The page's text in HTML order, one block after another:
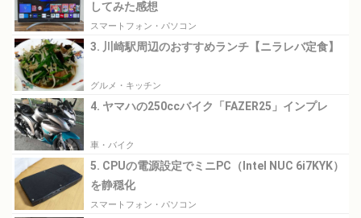
してみた感想
スマートフォン・パソコン
3. 川崎駅周辺のおすすめランチ【ニラレバ定食】
グルメ・キッチン
4. ヤマハの250ccバイク「FAZER25」インプレ
車・バイク
5. CPUの電源設定でミニPC（Intel NUC 6i7KYK）
を静穏化
スマートフォン・パソコン